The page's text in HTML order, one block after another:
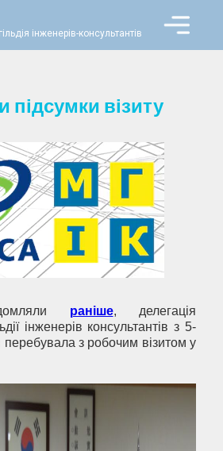
інженерів-консультантів
підсумки візиту
раніше, делегація
інженерів консультантів з 5-
перебувала з робочим візитом у